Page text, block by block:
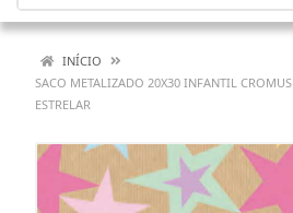
INÍCIO
SACO METALIZADO 20X30 INFANTIL CROMUS
ESTRELAR